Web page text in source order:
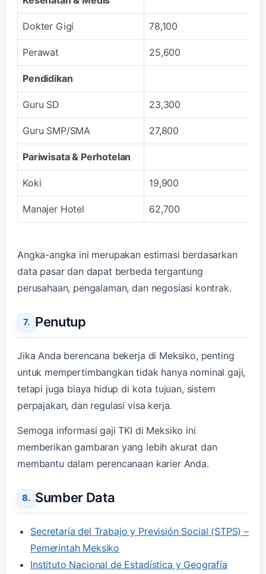
Dokter Gigi 78,100
Perawat 25,600
Pendidikan
Guru SD 23,300
Guru SMP/SMA 27,800
Pariwisata & Perhotelan
Koki 19,900
Manajer Hotel 62,700
Angka-angka ini merupakan estimasi berdasarkan
data pasar dan dapat berbeda tergantung
perusahaan, pengalaman, dan negosiasi kontrak.
Penutup
Jika Anda berencana bekerja di Meksiko, penting
untuk mempertimbangkan tidak hanya nominal gaji,
tetapi juga biaya hidup di kota tujuan, sistem
perpajakan, dan regulasi visa kerja.
Semoga informasi gaji TKI di Meksiko ini
memberikan gambaran yang lebih akurat dan
membantu dalam perencanaan karier Anda.
Sumber Data
Secretaría del Trabajo y Previsión Social (STPS) –
Pemerintah Meksiko
Instituto Nacional de Estadística y Geografía